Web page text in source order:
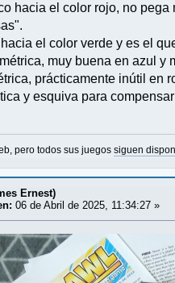
hacia el color rojo, no
el color verde y es el
muy buena en azul
prácticamente inútil en
y esquiva para
pero todos sus juegossiguen
Ernest)
06 de Abril de 2025, 11:34:27 »